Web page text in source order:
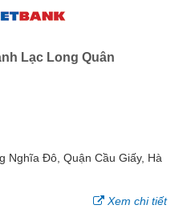
Lạc Long Quân
Nghĩa Đô, Quận Cầu Giấy, Hà
Xem chi tiết